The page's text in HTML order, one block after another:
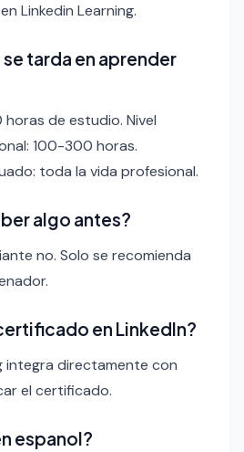
Linkedin Learning.
tarda en aprender
de estudio. Nivel
100-300 horas.
toda la vida profesional.
algo antes?
no. Solo se recomienda
en LinkedIn?
integra directamente con
el certificado.
espanol?